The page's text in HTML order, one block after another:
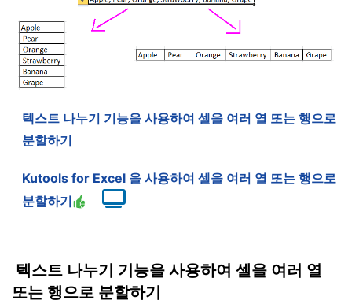
텍스트 나누기 기능을 사용하여 셀을 여러 열 또는 행으로
분할하기
Kutools for Excel 을 사용하여 셀을 여러 열 또는 행으로
분할하기
텍스트 나누기 기능을 사용하여 셀을 여러 열
또는 행으로 분할하기